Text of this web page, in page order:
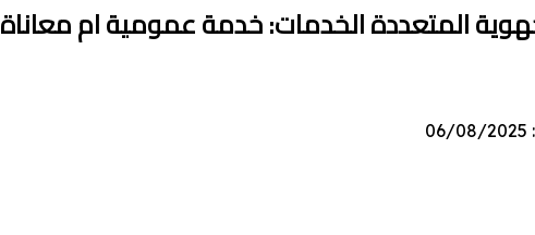
المتعددة الخدمات: خدمة عمومية ام معاناة